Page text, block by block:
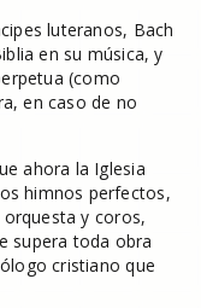
luteranos, Bach
en su música, y
(como
en caso de no
ahora la Iglesia
himnos perfectos,
y coros,
supera toda obra
cristiano que